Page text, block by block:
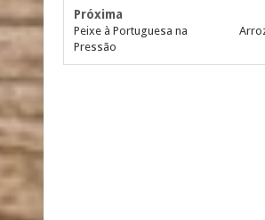
Próxima
Peixe à Portuguesa na
Pressão